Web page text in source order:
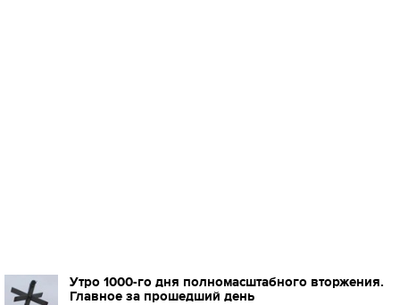
Утро 1000-го дня полномасштабного вторжения.
Главное за прошедший день